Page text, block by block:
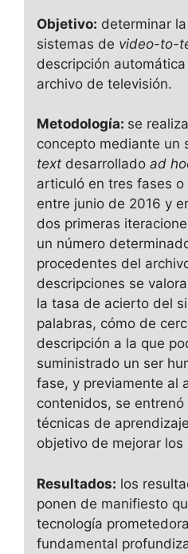
Objetivo: determinar
sistemas de video-to-
descripción
archivo de televisión.
Metodología: se
concepto mediante un
textdesarrollado ad
articuló en tres fases
entre junio de 2016 y
dos primeras
un número
procedentes del
descripciones se
la tasa de acierto del
palabras, cómo de
descripción a la que
suministrado un ser
fase, y previamente al
contenidos, se
técnicas de
objetivo de mejorar los
Resultados: los
ponen de manifiesto
tecnología
fundamental